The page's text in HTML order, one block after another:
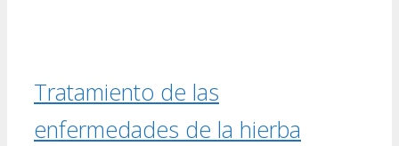
Tratamiento de las
enfermedades de la hierba